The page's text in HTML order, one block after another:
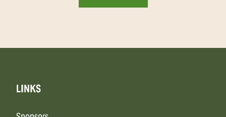
LINKS